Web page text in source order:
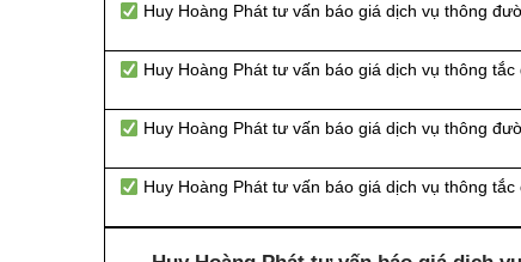
Huy Hoàng Phát tư vấn báo giá dịch vụ thông
Huy Hoàng Phát tư vấn báo giá dịch vụ thông
Huy Hoàng Phát tư vấn báo giá dịch vụ thông
Huy Hoàng Phát tư vấn báo giá dịch vụ thông